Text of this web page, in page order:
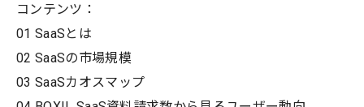
コンテンツ：
01 SaaSとは
02 SaaSの市場規模
03 SaaSカオスマップ